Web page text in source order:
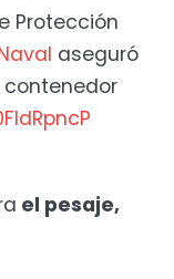
Protección
aseguró
el pesaje,